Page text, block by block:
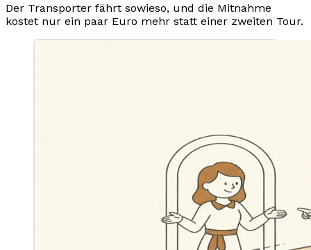
Der Transporter fährt sowieso, und die Mitnahme
kostet nur ein paar Euro mehr statt einer zweiten Tour.